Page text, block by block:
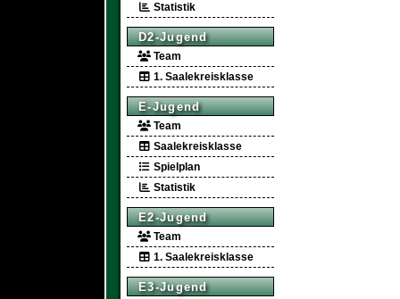
Statistik
D2-Jugend
Team
1. Saalekreisklasse
E-Jugend
Team
Saalekreisklasse
Spielplan
Statistik
E2-Jugend
Team
1. Saalekreisklasse
E3-Jugend